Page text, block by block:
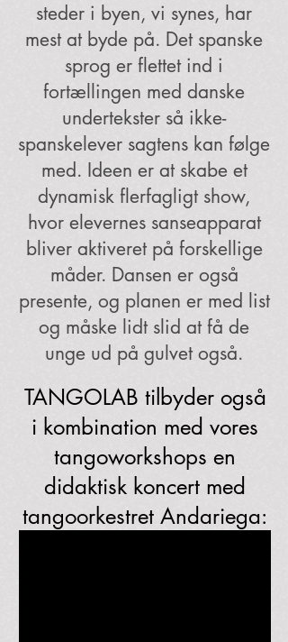
steder i byen, vi synes, har
mest at byde på. Det spanske
sprog er flettet ind i
fortællingen med danske
undertekster så ikke-
spanskelever sagtens kan følge
med. Ideen er at skabe et
dynamisk flerfagligt show,
hvor elevernes sanseapparat
bliver aktiveret på forskellige
måder. Dansen er også
presente, og planen er med list
og måske lidt slid at få de
unge ud på gulvet også.
TANGOLAB tilbyder også
i kombination med vores
tangoworkshops en
didaktisk koncert med
tangoorkestret Andariega: